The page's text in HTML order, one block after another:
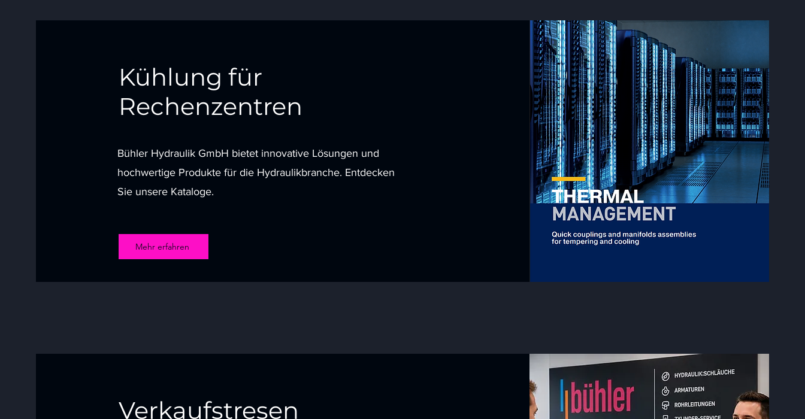
Kühlung für
Rechenzentren
Bühler Hydraulik GmbH bietet innovative Lösungen und
hochwertige Produkte für die Hydraulikbranche. Entdecken
Sie unsere Kataloge.
Mehr erfahren
Verkaufstresen